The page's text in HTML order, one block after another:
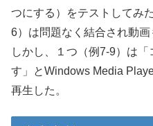
つにする）をテストしてみ
6）は問題なく結合され動画
しかし、１つ（例7-9）は
す」とWindows Media
再生した。